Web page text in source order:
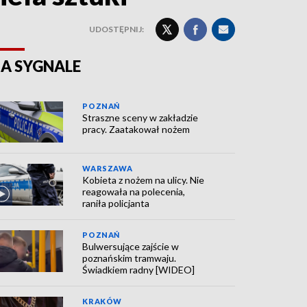
UDOSTĘPNIJ:
SYGNALE
POZNAŃ
Straszne sceny w zakładzie
pracy. Zaatakował nożem
WARSZAWA
Kobieta z nożem na ulicy. Nie
reagowała na polecenia,
raniła policjanta
POZNAŃ
Bulwersujące zajście w
poznańskim tramwaju.
Świadkiem radny [WIDEO]
KRAKÓW